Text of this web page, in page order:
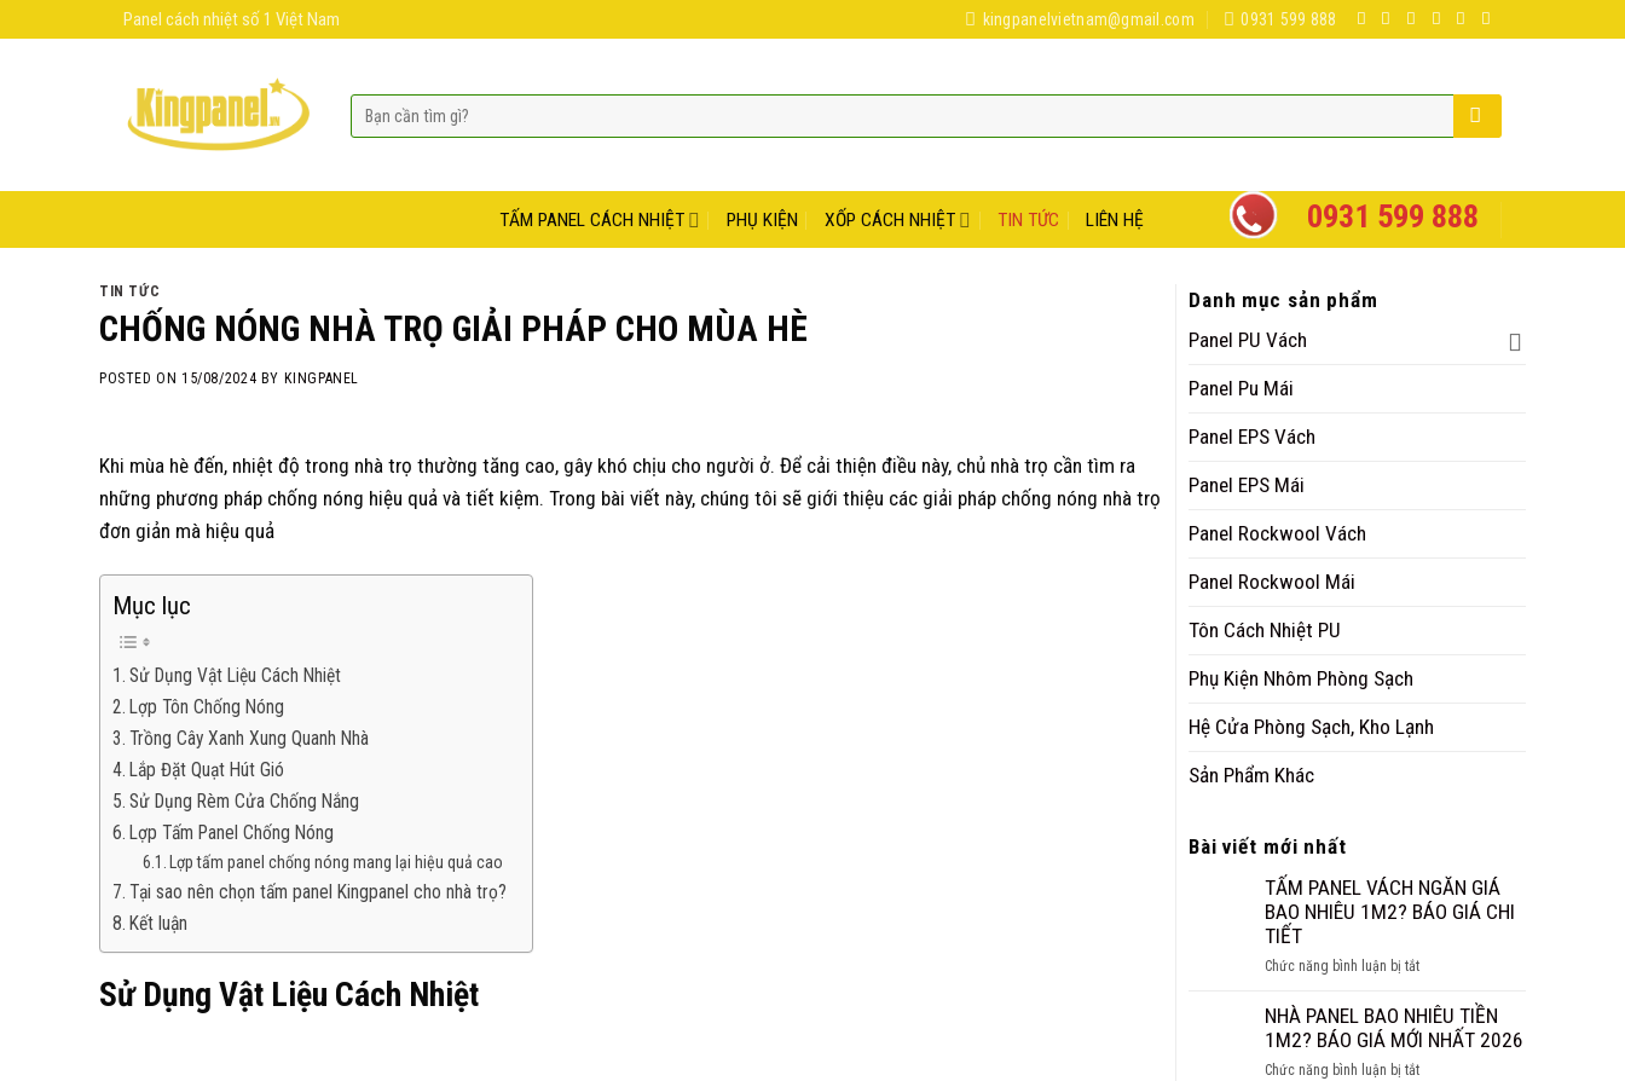
Panel cách nhiệt số 1 Việt Nam kingpanelvietnam@gmail.com 0931 599 888
TẤM PANEL CÁCH NHIỆT PHỤ KIỆN XỐP CÁCH NHIỆT TIN TỨC LIÊN HỆ 0931 599 888
TIN TỨC
CHỐNG NÓNG NHÀ TRỌ GIẢI PHÁP CHO MÙA HÈ
POSTED ON 15/08/2024 BY KINGPANEL
Khi mùa hè đến, nhiệt độ trong nhà trọ thường tăng cao, gây khó chịu cho người ở. Để cải thiện điều này, chủ nhà trọ cần tìm ra
những phương pháp chống nóng hiệu quả và tiết kiệm. Trong bài viết này, chúng tôi sẽ giới thiệu các giải pháp chống nóng nhà trọ
đơn giản mà hiệu quả
Mục lục
Sử Dụng Vật Liệu Cách Nhiệt
Lợp Tôn Chống Nóng
Trồng Cây Xanh Xung Quanh Nhà
Lắp Đặt Quạt Hút Gió
Sử Dụng Rèm Cửa Chống Nắng
Lợp Tấm Panel Chống Nóng
Lợp tấm panel chống nóng mang lại hiệu quả cao
Tại sao nên chọn tấm panel Kingpanel cho nhà trọ?
Kết luận
Sử Dụng Vật Liệu Cách Nhiệt
Danh mục sản phẩm
Panel PU Vách
Panel Pu Mái
Panel EPS Vách
Panel EPS Mái
Panel Rockwool Vách
Panel Rockwool Mái
Tôn Cách Nhiệt PU
Phụ Kiện Nhôm Phòng Sạch
Hệ Cửa Phòng Sạch, Kho Lạnh
Sản Phẩm Khác
Bài viết mới nhất
TẤM PANEL VÁCH NGĂN GIÁ
BAO NHIÊU 1M2? BÁO GIÁ CHI
TIẾT
Chức năng bình luận bị tắtở
PANEL
VÁCH
NHÀ PANEL BAO NHIÊU TIỀN
1M2? BÁO GIÁ MỚI NHẤT 2026
Chức năng bình luận bị tắtở